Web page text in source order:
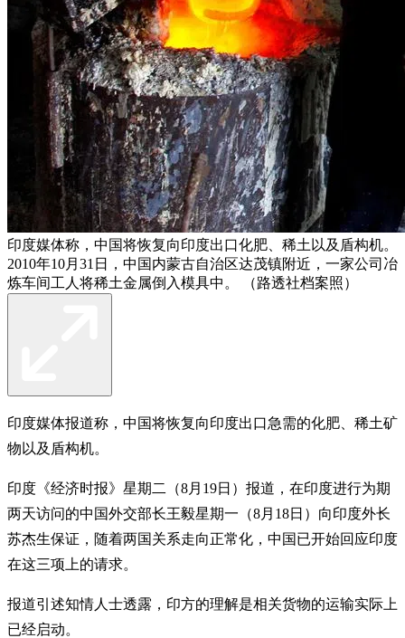
印度媒体称，中国将恢复向印度出口化肥、稀土以及盾构机。
2010年10月31日，中国内蒙古自治区达茂镇附近，一家公司冶
炼车间工人将稀土金属倒入模具中。 （路透社档案照）
印度媒体报道称，中国将恢复向印度出口急需的化肥、稀土矿
物以及盾构机。
印度《经济时报》星期二（8月19日）报道，在印度进行为期
两天访问的中国外交部长王毅星期一（8月18日）向印度外长
苏杰生保证，随着两国关系走向正常化，中国已开始回应印度
在这三项上的请求。
报道引述知情人士透露，印方的理解是相关货物的运输实际上
已经启动。